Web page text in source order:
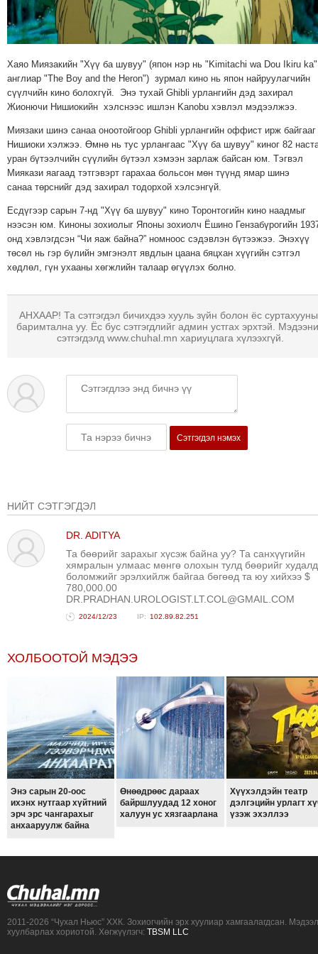
МЭДЭХҮЙ
ТЕХНОЛОГИ
ЭРГЭН
ТОЙРОНД
ХАВРЫН
ЧУУЛГАНЫ
ЭРГЭН
ТОЙРОНД
ИЙН
ТОЙРОНД
"ЖИ
ТОЙРОНД
ОСЛЫН
ЭРГЭН
ТОЙРОНД
ЕРӨНХИЙЛӨГЧИЙН
ЭРГЭН
ТОЙРОНД
ТОЙРОНД
ЕРӨНХИЙЛӨГЧИЙН
СОНГУУЛЬ-2017
Хаяо Миязакийн "Хүү ба шувуу" (япон нэр нь "Kimitachi wa Dou Ikiru
англиар "The Boy and the Heron") зурмал кино нь япон найруулагчийн
сүүлчийн кино болохгүй. Энэ тухай Ghibli урлангийн дэд захирал
Жионючи Нишиокийн хэлснээс ишлэн Kanobu хэвлэл мэдээлжээ.
Миязаки шинэ санаа оноотойгоор Ghibli урлангийн оффист ирж байгааг
Нишиоки хэлжээ. Өмнө нь тус урлангаас "Хүү ба шувуу" киног 82
уран бүтээлчийн сүүлийн бүтээл хэмээн зарлаж байсан юм. Тэгвэл
Миякази яагаад тэтгэвэрт гарахаа больсон мөн түүнд ямар шинэ
санаа төрснийг дэд захирал тодорхой хэлсэнгүй.
Есдүгээр сарын 7-нд "Хүү ба шувуу" кино Торонтогийн кино наадмыг
нээсэн юм. Киноны зохиолыг Японы зохиолч Ёшино Гензабүрогийн
онд хэвлэгдсэн “Чи яаж байна?” номноос сэдэвлэн бүтээжээ. Энэхүү
төсөл нь гэр бүлийн эмгэнэлт явдлын цаана бяцхан хүүгийн сэтгэл
хөдлөл, гүн ухааны хөгжлийн талаар өгүүлэх болно.
АНХААР! Та сэтгэгдэл бичихдээ хууль зүйн болон ёс
баримтална уу. Ёс бус сэтгэгдлийг админ устгах эрхтэй.
сэтгэгдэлд www.chuhal.mn хариуцлага хүлээхгүй.
Сэтгэгдэл нэмэх
НИЙТ СЭТГЭГДЭЛ
DR. ADITYA
Та бөөрийг зарахыг хүсэж байна уу? Та санхүүгийн
хямралын улмаас мөнгө олохын тулд бөөрийг
боломжийг эрэлхийлж байгаа бөгөөд та юу хийхээ $
780,000.00
DR.PRADHAN.UROLOGIST.LT.COL@GMAIL.COM
2024/12/23 102.89.82.251
ХОЛБООТОЙ МЭДЭЭ
Энэ сарын 20-оос
ихэнх нутгаар хүйтний
эрч эрс чангарахыг
анхааруулж байна
Өнөөдрөөс дараах
байршлуудад 12 хоног
халуун ус хязгаарлана
Хүүхэлдэйн театр
дэлгэцийн урлагт
үзэж эхэллээ
2011-2026 “Чухал Ньюс” ХХК. Зохиогчийн эрх хуулиар хамгаалагдсан.
хуулбарлах хориотой. Хөгжүүлэгч: TBSM LLC